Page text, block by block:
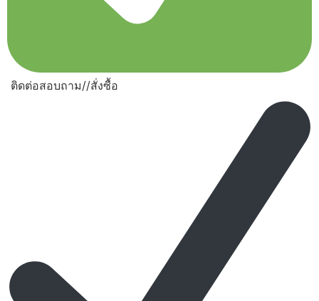
ติดต่อสอบถาม//สั่งซื้อ